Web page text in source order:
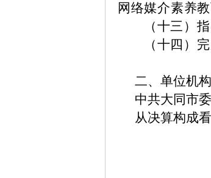
网络媒介素养教
（十三）
（十四）
二、单位机
中共大同市
从决算构成